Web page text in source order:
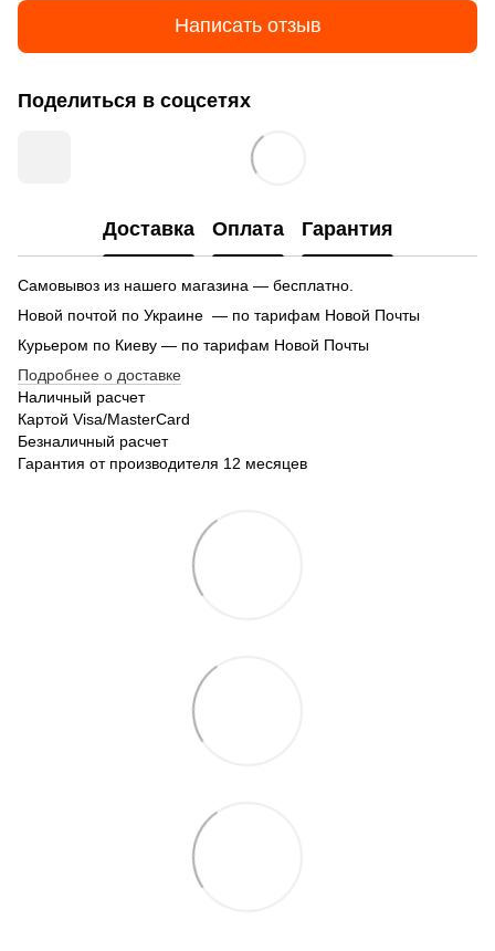
Написать отзыв
Поделиться в соцсетях
Доставка Оплата Гарантия
Самовывоз из нашего магазина — бесплатно.
Новой почтой по Украине — по тарифам Новой Почты
Курьером по Киеву — по тарифам Новой Почты
Подробнее о доставке
Наличный расчет
Картой Visa/MasterCard
Безналичный расчет
Гарантия от производителя 12 месяцев